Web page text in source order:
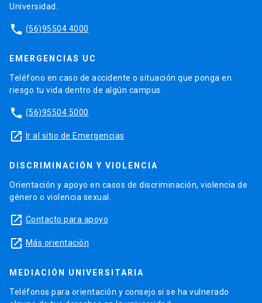
Universidad.
phone (56)95504 4000
EMERGENCIAS UC
Teléfono en caso de accidente o situación que ponga en
riesgo tu vida dentro de algún campus.
phone (56)95504 5000
launch Ir al sitio de Emergencias
DISCRIMINACIÓN Y VIOLENCIA
Orientación y apoyo en casos de discriminación, violencia de
género o violencia sexual.
launch Contacto para apoyo
launch Más orientación
MEDIACIÓN UNIVERSITARIA
Teléfonos para orientación y consejo si se ha vulnerado